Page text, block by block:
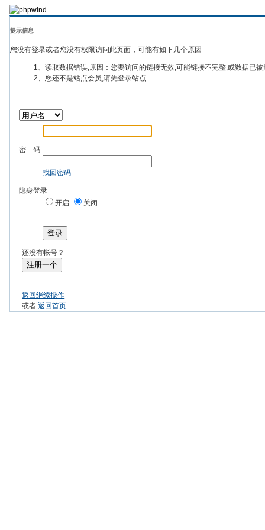
提示信息
您没有登录或者您没有权限访问此页面，可能有如下几个原因
1、读取数据错误,原因：您要访问的链接无效,可能链接不完整,或数据已
2、您还不是站点会员,请先登录站点
密 码
找回密码
隐身登录
开启
关闭
登录
还没有帐号？
注册一个
返回继续操作
或者返回首页